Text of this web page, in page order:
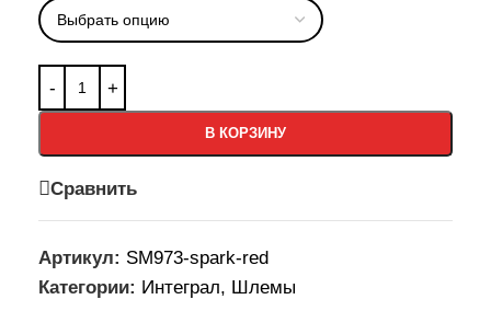
В КОРЗИНУ
Сравнить
Артикул: SM973-spark-red
Категории: Интеграл, Шлемы